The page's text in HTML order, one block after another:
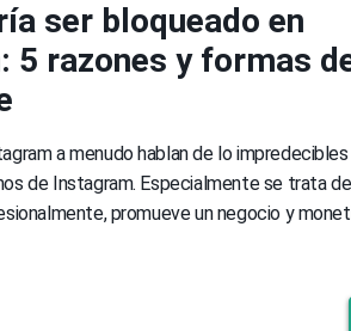
ser bloqueado en
5 razones y formas
a menudo hablan de lo
de Instagram. Especialmente se trata
promueve un negocio y